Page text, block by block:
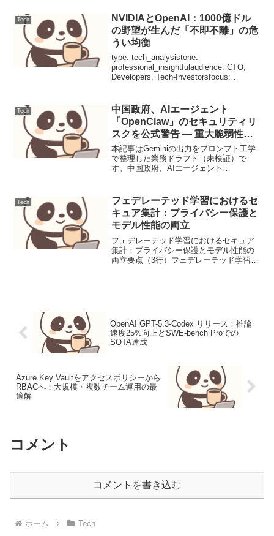
時、UAC（ユーザーアカウント制御）設
定の影響で...
Tech
NVIDIAとOpenAI：1000億ドル
の野望が生んだ「不即不離」の危
うい均衡
type: tech_analysistone:
professional_insightfulaudience: CTO,
Developers, Tech-Investorsfocus:
Tech
中国政府、AIエージェント
「OpenClaw」のセキュリティリ
スクを公式警告 ― 重大脆弱性
CVE-2026-25253が発覚
本記事はGeminiの出力をプロンプト工学
で整理した業務ドラフト（未検証）で
す。中国政府、AIエージェント
発覚2026年2月、中国の国家サイバー...
Tech
フェデレーテッド学習におけるセ
キュア集計：プライバシー保護と
モデル性能の両立
フェデレーテッド学習におけるセキュア
集計：プライバシー保護とモデル性能の
両立要点（3行）フェデレーテッド学習に
OpenAI GPT-5.3-Codex リリース：推論
速度25%向上とSWE-bench Proでの
SOTA達成
Azure Key Vaultをアクセスポリシーから
RBACへ：大規模・複数チーム運用の最
適解
コメント
コメントを書き込む
ホーム Tech